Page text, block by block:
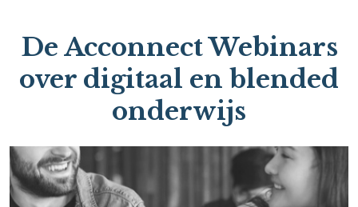
De Acconnect Webinars
over digitaal en blended
onderwijs